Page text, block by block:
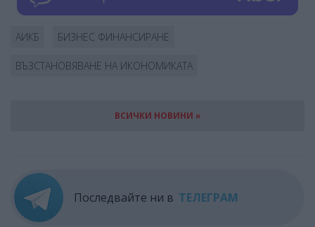
АИКБ БИЗНЕС ФИНАНСИРАНЕ
ВЪЗСТАНОВЯВАНЕ НА ИКОНОМИКАТА
ВСИЧКИ НОВИНИ »
Последвайте ни в ТЕЛЕГРАМ